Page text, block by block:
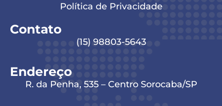
Política de Privacidade
Contato
(15) 98803-5643
Endereço
R. da Penha, 535 – Centro Sorocaba/SP